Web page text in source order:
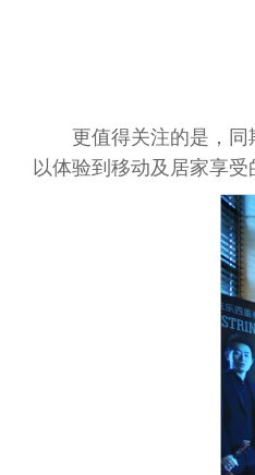
更值得关注的是，
以体验到移动及居家享受